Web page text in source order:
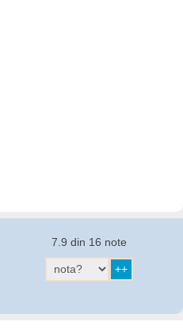
7.9 din 16 note